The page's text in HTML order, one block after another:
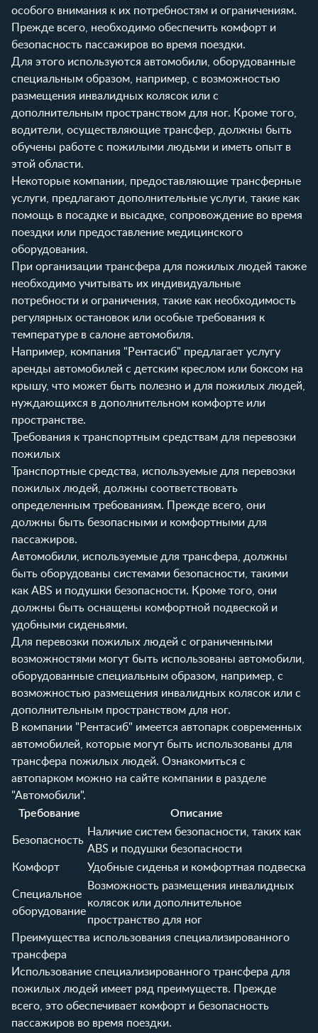
особого внимания к их потребностям и ограничениям.
Прежде всего, необходимо обеспечить комфорт и
безопасность пассажиров во время поездки.
Для этого используются автомобили, оборудованные
специальным образом, например, с возможностью
размещения инвалидных колясок или с
дополнительным пространством для ног. Кроме того,
водители, осуществляющие трансфер, должны быть
обучены работе с пожилыми людьми и иметь опыт в
этой области.
Некоторые компании, предоставляющие трансферные
услуги, предлагают дополнительные услуги, такие как
помощь в посадке и высадке, сопровождение во время
поездки или предоставление медицинского
оборудования.
При организации трансфера для пожилых людей также
необходимо учитывать их индивидуальные
потребности и ограничения, такие как необходимость
регулярных остановок или особые требования к
температуре в салоне автомобиля.
Например, компания "Рентасиб" предлагает услугу
аренды автомобилей с детским креслом или боксом на
крышу, что может быть полезно и для пожилых людей,
нуждающихся в дополнительном комфорте или
пространстве.
Требования к транспортным средствам для перевозки
пожилых
Транспортные средства, используемые для перевозки
пожилых людей, должны соответствовать
определенным требованиям. Прежде всего, они
должны быть безопасными и комфортными для
пассажиров.
Автомобили, используемые для трансфера, должны
быть оборудованы системами безопасности, такими
как ABS и подушки безопасности. Кроме того, они
должны быть оснащены комфортной подвеской и
удобными сиденьями.
Для перевозки пожилых людей с ограниченными
возможностями могут быть использованы автомобили,
оборудованные специальным образом, например, с
возможностью размещения инвалидных колясок или с
дополнительным пространством для ног.
В компании "Рентасиб" имеется автопарк современных
автомобилей, которые могут быть использованы для
трансфера пожилых людей. Ознакомиться с
автопарком можно на сайте компании в разделе
"Автомобили".
Требование
Описание
Безопасность
Наличие систем безопасности, таких как
ABS и подушки безопасности
Комфорт
Удобные сиденья и комфортная подвеска
Специальное
оборудование
Возможность размещения инвалидных
колясок или дополнительное
пространство для ног
Преимущества использования специализированного
трансфера
Использование специализированного трансфера для
пожилых людей имеет ряд преимуществ. Прежде
всего, это обеспечивает комфорт и безопасность
пассажиров во время поездки.